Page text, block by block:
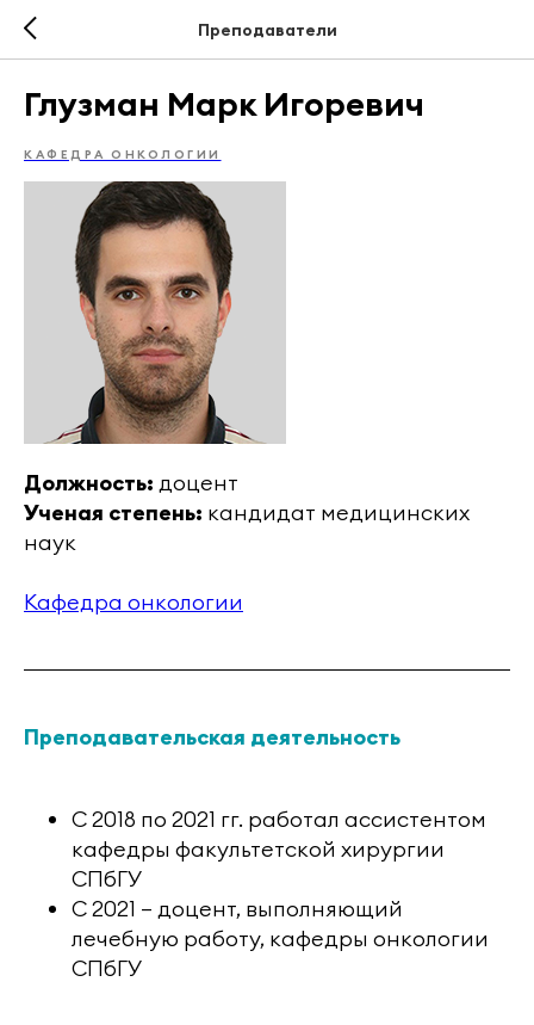
Преподаватели
Глузман Марк Игоревич
КАФЕДРА ОНКОЛОГИИ
Должность: доцент
Ученая степень: кандидат медицинских
наук
Кафедра онкологии
Преподавательская деятельность
С 2018 по 2021 гг. работал ассистентом
кафедры факультетской хирургии
СПбГУ
С 2021 — доцент, выполняющий
лечебную работу, кафедры онкологии
СПбГУ